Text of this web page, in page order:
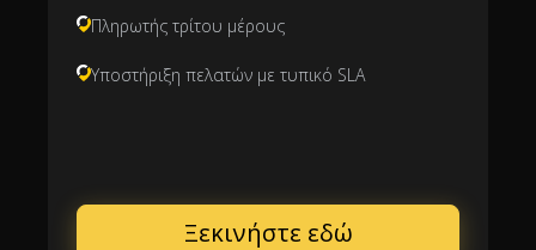
Πληρωτής τρίτου μέρους
Υποστήριξη πελατών με τυπικό SLA
Ξεκινήστε εδώ